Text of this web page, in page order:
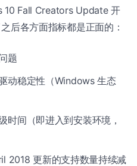
10 Fall Creators Update 开
后各方面指标都是正面的：
题
动稳定性（Windows 生态
时间（即进入到安装环境，
2018 更新的支持数量持续减